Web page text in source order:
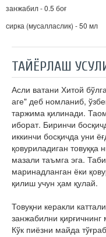
занжабил - 0.5 боғ
сирка (мусалласлик) - 50 мл
ТАЙЁРЛАШ
Асли ватани Хитой
аге" деб номланиб,
таржима қилинади.
иборат. Биринчи
иккинчи босқичда уни
қовуриладиган товуққа
мазали таъмга эга.
маринадланган ёки
қилиш учун ҳам қулай.
Товуқни керакли
занжабилни
Кўк пиёзни майда